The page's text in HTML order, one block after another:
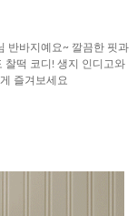
반바지예요~ 깔끔한 핏과
찰떡 코디! 생지 인디고와
즐겨보세요